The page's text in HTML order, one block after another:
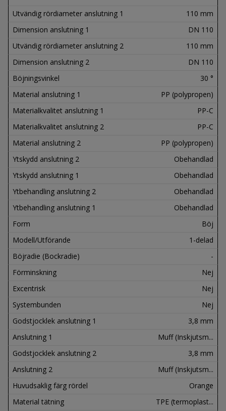
Utvändig rördiameter anslutning 1
110 mm
Dimension anslutning 1
DN 110
Utvändig rördiameter anslutning 2
110 mm
Dimension anslutning 2
DN 110
Böjningsvinkel
30 °
Material anslutning 1
PP (polypropen)
Materialkvalitet anslutning 1
PP-C
Materialkvalitet anslutning 2
PP-C
Material anslutning 2
PP (polypropen)
Ytskydd anslutning 2
Obehandlad
Ytskydd anslutning 1
Obehandlad
Ytbehandling anslutning 2
Obehandlad
Ytbehandling anslutning 1
Obehandlad
Form
Böj
Modell/Utförande
1-delad
Böjradie (Bockradie)
-
Förminskning
Nej
Excentrisk
Nej
Systembunden
Nej
Godstjocklek anslutning 1
3,8 mm
Anslutning 1
Muff (Inskjutsm...
Godstjocklek anslutning 2
3,8 mm
Anslutning 2
Muff (Inskjutsm...
Huvudsaklig färg rördel
Orange
Material tätning
TPE (termoplast...